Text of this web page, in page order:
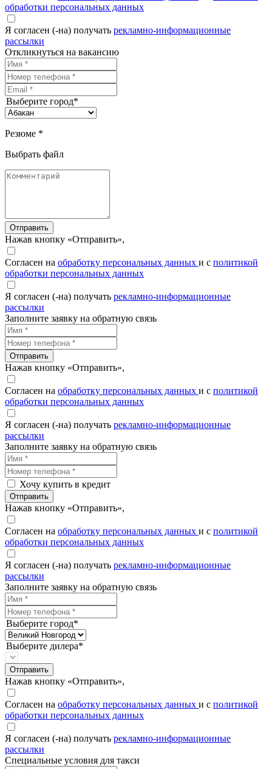
обработки персональных данных
Я согласен (-на) получать рекламно-информационные
рассылки
Откликнуться на вакансию
Выберите город*
Резюме *
Выбрать файл
Отправить
Нажав кнопку «Отправить»,
Согласен на обработку персональных данных и с политикой
обработки персональных данных
Я согласен (-на) получать рекламно-информационные
рассылки
Заполните заявку на обратную связь
Отправить
Нажав кнопку «Отправить»,
Согласен на обработку персональных данных и с политикой
обработки персональных данных
Я согласен (-на) получать рекламно-информационные
рассылки
Заполните заявку на обратную связь
Хочу купить в кредит
Отправить
Нажав кнопку «Отправить»,
Согласен на обработку персональных данных и с политикой
обработки персональных данных
Я согласен (-на) получать рекламно-информационные
рассылки
Заполните заявку на обратную связь
Выберите город*
Выберите дилера*
Отправить
Нажав кнопку «Отправить»,
Согласен на обработку персональных данных и с политикой
обработки персональных данных
Я согласен (-на) получать рекламно-информационные
рассылки
Специальные условия для такси